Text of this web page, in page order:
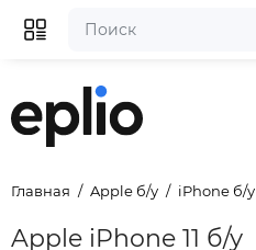
Главная Apple б/у iPhone б/у
Apple iPhone 11 б/у